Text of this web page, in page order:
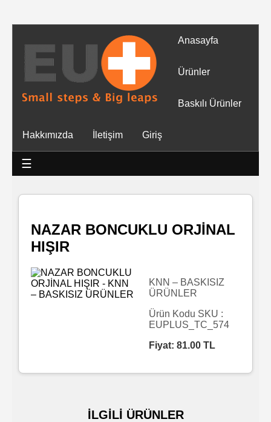
Anasayfa
Ürünler
Baskılı Ürünler
Hakkımızda İletişim Giriş
☰
Tüm
Ürünler
Mendiller
Baskılı
Islak
Mendil
Islak
NAZAR BONCUKLU ORJİNAL
HIŞIR
KNN – BASKISIZ
ÜRÜNLER
Ürün Kodu SKU :
EUPLUS_TC_574
Fiyat: 81.00 TL
İLGİLİ ÜRÜNLER